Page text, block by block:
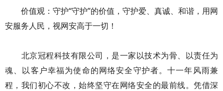
价值观：守护“守护”的价值，守护爱、真诚、和谐，用网
安服务人民，视网安高于一切！
北京冠程科技有限公司，是一家以技术为骨、以责任为
魂、以客户幸福为使命的网络安全守护者。十一年风雨兼
程，我们初心不改，始终坚守在网络安全的最前线。凭借深